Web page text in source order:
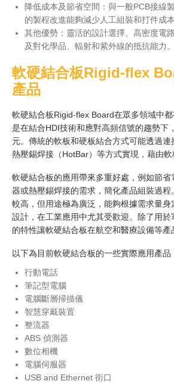
降低成本及節省空間：與一般PCB接線
的製程改進能夠減少人工組裝和打件成
其他優勢：靈活的設計選擇、高密度電
及對化學品、輻射和紫外線的抵抗能力。
軟硬結合板Rigid-flex
產品
軟硬結合板Rigid-flex Board在眾多領域中
是在結合HDI技術和應對高頻信號的趨勢下
元。傳統的軟板和硬板結合方式可能透過
熱壓錫焊接（HotBar）等方式實現，藉由軟
軟硬結合板的應用帶來多重好處，例如節
器或熱壓錫焊接的需求，簡化產品組裝過
較高，但用途極為廣泛，能夠根據需求量
設計，在工業應用中尤其受歡迎。除了用
的特性讓軟硬結合板在航空和醫療設備等產
以下為目前軟硬結合板的一些實際應用產品
行動電話
筆記型電腦
電腦斷層掃描儀
智慧穿戴裝置
整流器
ABS 偵測器
數位相機
電腦伺服器
USB and Ethernet 街口